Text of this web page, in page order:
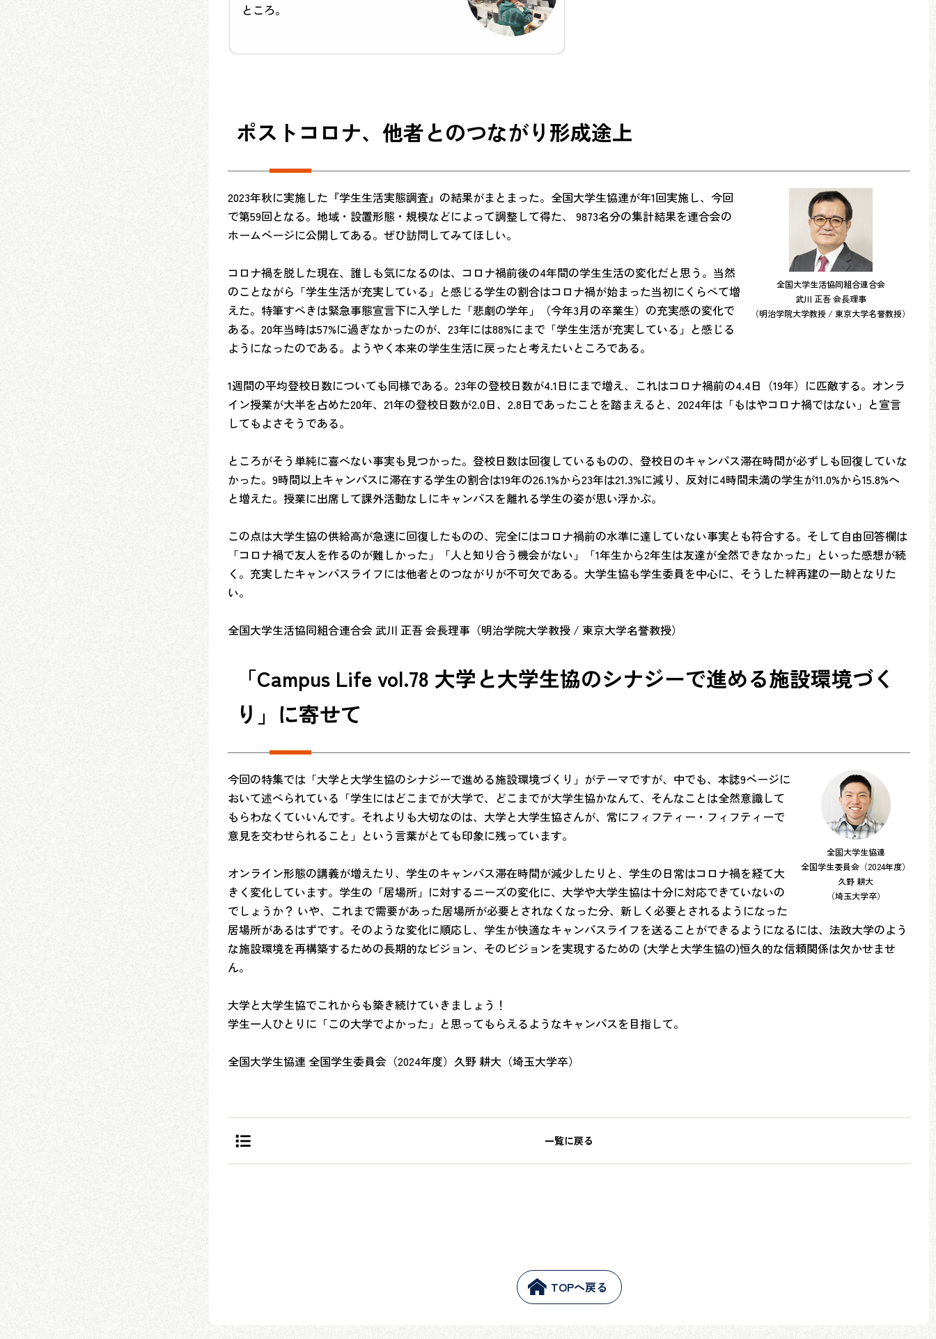
ところ。
ポストコロナ、他者とのつながり形成途上
全国大学生活協同組合連合会
武川 正吾 会長理事
（明治学院大学教授 / 東京大学名誉教授）
2023年秋に実施した『学生生活実態調査』の結果がまとまった。全国大学生協連が年1回実施し、今回
で第59回となる。地域・設置形態・規模などによって調整して得た、 9873名分の集計結果を連合会の
ホームページに公開してある。ぜひ訪問してみてほしい。
コロナ禍を脱した現在、誰しも気になるのは、コロナ禍前後の4年間の学生生活の変化だと思う。当然
のことながら「学生生活が充実している」と感じる学生の割合はコロナ禍が始まった当初にくらべて増
えた。特筆すべきは緊急事態宣言下に入学した「悲劇の学年」（今年3月の卒業生）の充実感の変化で
ある。20年当時は57%に過ぎなかったのが、23年には88%にまで「学生生活が充実している」と感じる
ようになったのである。ようやく本来の学生生活に戻ったと考えたいところである。
1週間の平均登校日数についても同様である。23年の登校日数が4.1日にまで増え、これはコロナ禍前の4.4日（19年）に匹敵する。オンラ
イン授業が大半を占めた20年、21年の登校日数が2.0日、2.8日であったことを踏まえると、2024年は「もはやコロナ禍ではない」と宣言
してもよさそうである。
ところがそう単純に喜べない事実も見つかった。登校日数は回復しているものの、登校日のキャンパス滞在時間が必ずしも回復していな
かった。9時間以上キャンパスに滞在する学生の割合は19年の26.1%から23年は21.3%に減り、反対に4時間未満の学生が11.0%から15.8%へ
と増えた。授業に出席して課外活動なしにキャンパスを離れる学生の姿が思い浮かぶ。
この点は大学生協の供給高が急速に回復したものの、完全にはコロナ禍前の水準に達していない事実とも符合する。そして自由回答欄は
「コロナ禍で友人を作るのが難しかった」「人と知り合う機会がない」「1年生から2年生は友達が全然できなかった」といった感想が続
く。充実したキャンパスライフには他者とのつながりが不可欠である。大学生協も学生委員を中心に、そうした絆再建の一助となりた
い。
全国大学生活協同組合連合会 武川 正吾 会長理事（明治学院大学教授 / 東京大学名誉教授）
「Campus Life vol.78 大学と大学生協のシナジーで進める施設環境づく
り」に寄せて
全国大学生協連
全国学生委員会（2024年度）
久野 耕大
（埼玉大学卒）
今回の特集では「大学と大学生協のシナジーで進める施設環境づくり」がテーマですが、中でも、本誌9ページに
おいて述べられている「学生にはどこまでが大学で、どこまでが大学生協かなんて、そんなことは全然意識して
もらわなくていいんです。それよりも大切なのは、大学と大学生協さんが、常にフィフティー・フィフティーで
意見を交わせられること」という言葉がとても印象に残っています。
オンライン形態の講義が増えたり、学生のキャンパス滞在時間が減少したりと、学生の日常はコロナ禍を経て大
きく変化しています。学生の「居場所」に対するニーズの変化に、大学や大学生協は十分に対応できていないの
でしょうか？ いや、これまで需要があった居場所が必要とされなくなった分、新しく必要とされるようになった
居場所があるはずです。そのような変化に順応し、学生が快適なキャンパスライフを送ることができるようになるには、法政大学のよう
な施設環境を再構築するための長期的なビジョン、そのビジョンを実現するための (大学と大学生協の)恒久的な信頼関係は欠かせませ
ん。
大学と大学生協でこれからも築き続けていきましょう！
学生一人ひとりに「この大学でよかった」と思ってもらえるようなキャンパスを目指して。
全国大学生協連 全国学生委員会（2024年度）久野 耕大（埼玉大学卒）
一覧に戻る
TOPへ戻る